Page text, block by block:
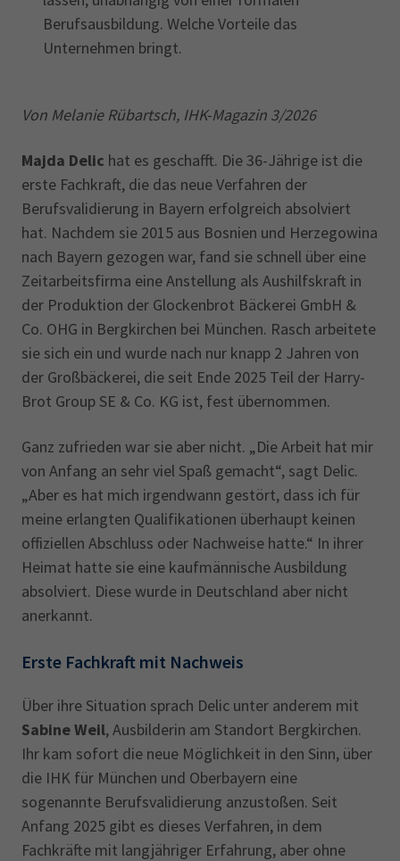
Berufsausbildung. Welche Vorteile das
Unternehmen bringt.
Von Melanie Rübartsch, IHK-Magazin 3/2026
Majda Delic hat es geschafft. Die 36-Jährige ist die
erste Fachkraft, die das neue Verfahren der
Berufsvalidierung in Bayern erfolgreich absolviert
hat. Nachdem sie 2015 aus Bosnien und Herzegowina
nach Bayern gezogen war, fand sie schnell über eine
Zeitarbeitsfirma eine Anstellung als Aushilfskraft in
der Produktion der Glockenbrot Bäckerei GmbH &
Co. OHG in Bergkirchen bei München. Rasch arbeitete
sie sich ein und wurde nach nur knapp 2 Jahren von
der Großbäckerei, die seit Ende 2025 Teil der Harry-
Brot Group SE & Co. KG ist, fest übernommen.
Ganz zufrieden war sie aber nicht. „Die Arbeit hat mir
von Anfang an sehr viel Spaß gemacht“, sagt Delic.
„Aber es hat mich irgendwann gestört, dass ich für
meine erlangten Qualifikationen überhaupt keinen
offiziellen Abschluss oder Nachweise hatte.“ In ihrer
Heimat hatte sie eine kaufmännische Ausbildung
absolviert. Diese wurde in Deutschland aber nicht
anerkannt.
Erste Fachkraft mit Nachweis
Über ihre Situation sprach Delic unter anderem mit
Sabine Weil, Ausbilderin am Standort Bergkirchen.
Ihr kam sofort die neue Möglichkeit in den Sinn, über
die IHK für München und Oberbayern eine
sogenannte Berufsvalidierung anzustoßen. Seit
Anfang 2025 gibt es dieses Verfahren, in dem
Fachkräfte mit langjähriger Erfahrung, aber ohne